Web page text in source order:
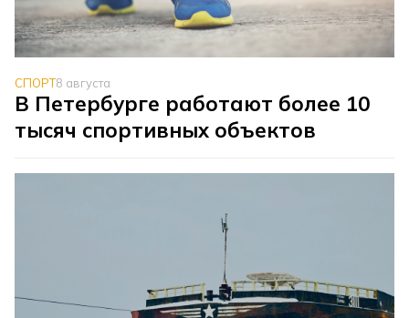
СПОРТ8 августа
В Петербурге работают более 10
тысяч спортивных объектов